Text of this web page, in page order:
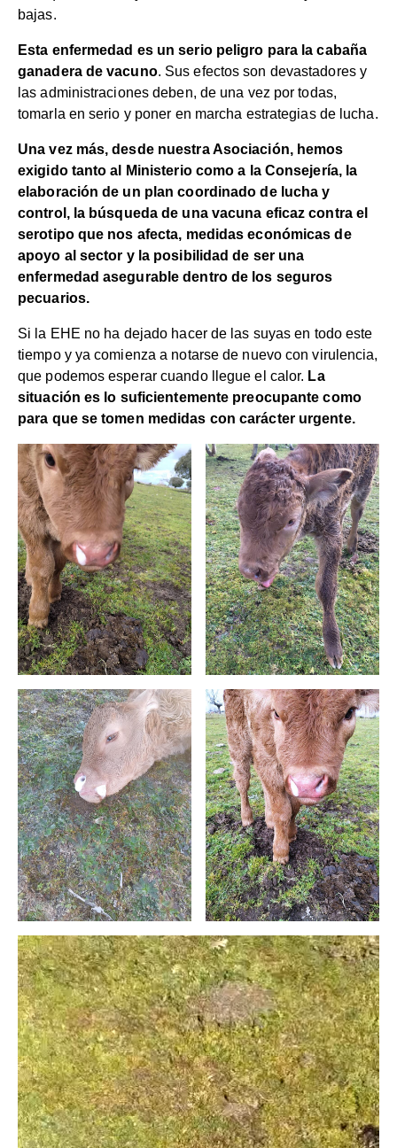
bajas.
Esta enfermedad es un serio peligro para la cabaña
ganadera de vacuno. Sus efectos son devastadores y
las administraciones deben, de una vez por todas,
tomarla en serio y poner en marcha estrategias de lucha.
Una vez más, desde nuestra Asociación, hemos
exigido tanto al Ministerio como a la Consejería, la
elaboración de un plan coordinado de lucha y
control, la búsqueda de una vacuna eficaz contra el
serotipo que nos afecta, medidas económicas de
apoyo al sector y la posibilidad de ser una
enfermedad asegurable dentro de los seguros
pecuarios.
Si la EHE no ha dejado hacer de las suyas en todo este
tiempo y ya comienza a notarse de nuevo con virulencia,
que podemos esperar cuando llegue el calor. La
situación es lo suficientemente preocupante como
para que se tomen medidas con carácter urgente.